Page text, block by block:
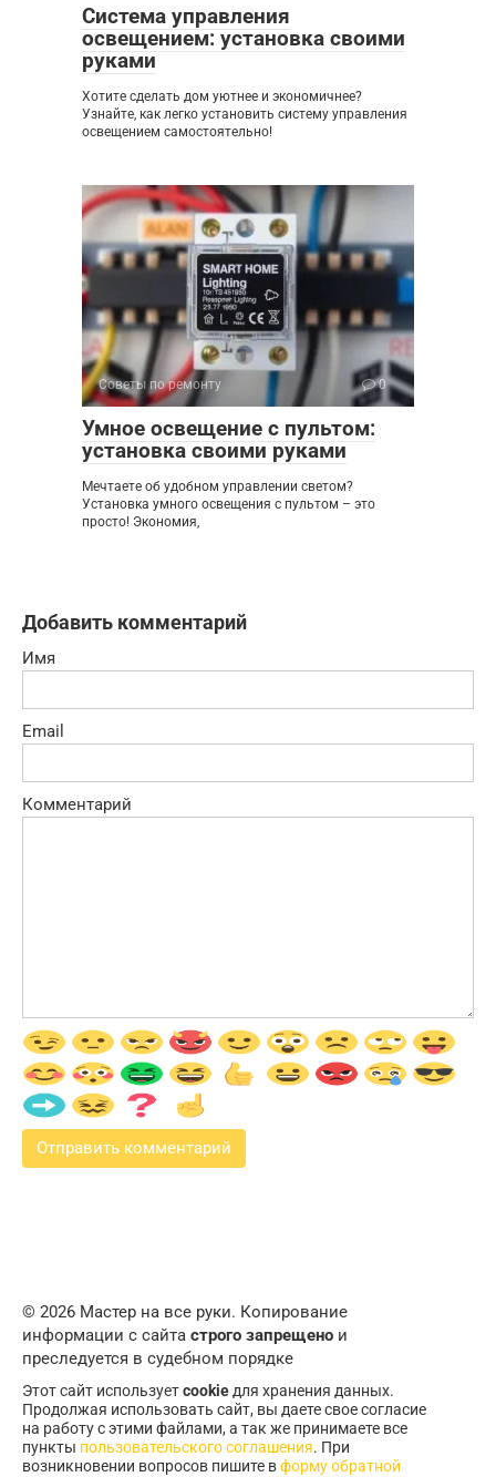
Система управления
освещением: установка своими
руками
Хотите сделать дом уютнее и экономичнее?
Узнайте, как легко установить систему управления
освещением самостоятельно!
Советы по ремонту 0
Умное освещение с пультом:
установка своими руками
Мечтаете об удобном управлении светом?
Установка умного освещения с пультом – это
просто! Экономия,
Добавить комментарий
Имя
Email
Комментарий
© 2026 Мастер на все руки. Копирование
информации с сайта строго запрещено и
преследуется в судебном порядке
Этот сайт используетcookie для хранения данных.
Продолжая использовать сайт, вы даете свое согласие
на работу с этими файлами, а так же принимаете все
пункты пользовательского соглашения. При
возникновении вопросов пишите вформу обратной